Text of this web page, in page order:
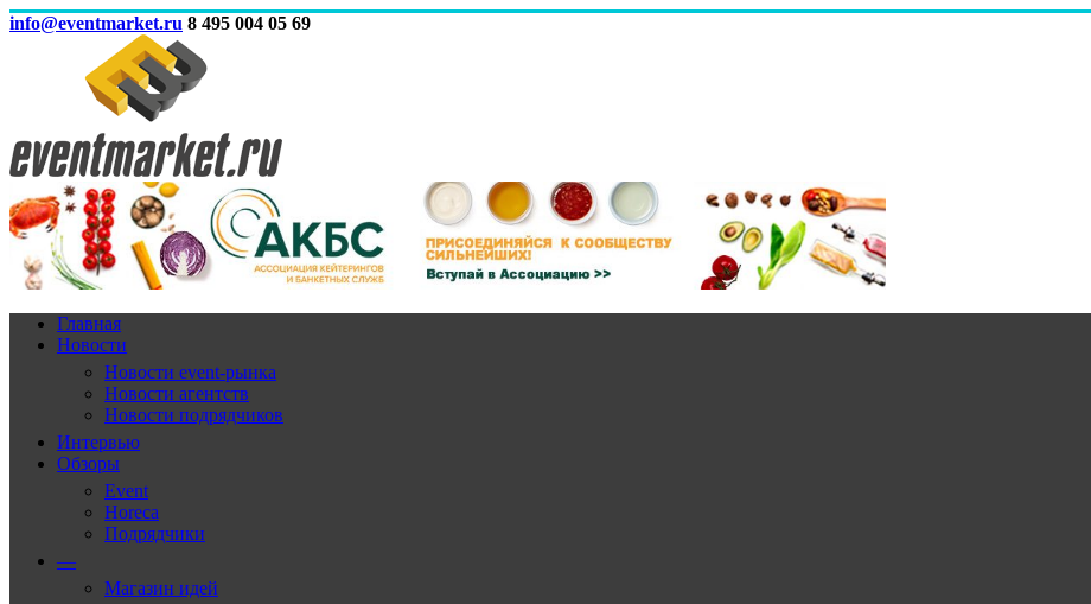
info@eventmarket.ru 8 495 004 05 69
Главная
Новости
Новости event-рынка
Новости агентств
Новости подрядчиков
Интервью
Обзоры
Event
Horeca
Подрядчики
—
Магазин идей